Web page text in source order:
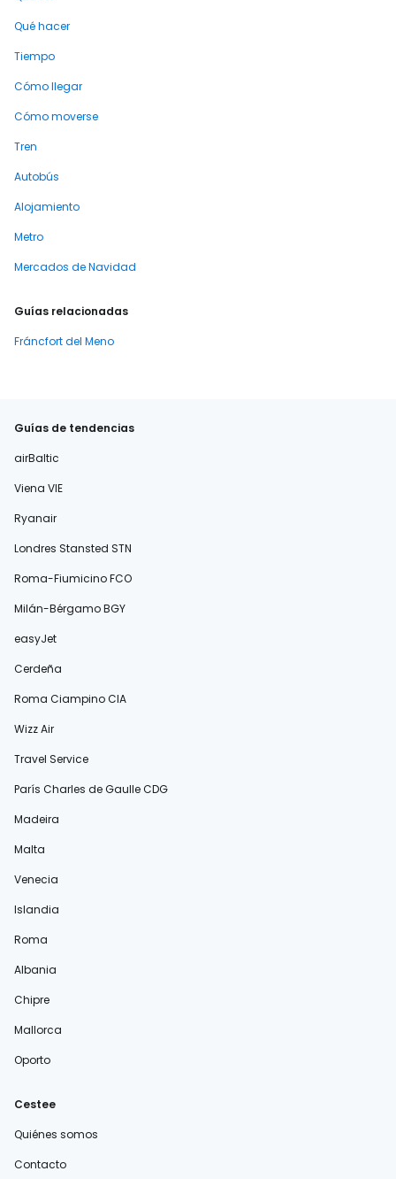
Qué hacer
Tiempo
Cómo llegar
Cómo moverse
Tren
Autobús
Alojamiento
Metro
Mercados de Navidad
Guías relacionadas
Fráncfort del Meno
Guías de tendencias
airBaltic
Viena VIE
Ryanair
Londres Stansted STN
Roma-Fiumicino FCO
Milán-Bérgamo BGY
easyJet
Cerdeña
Roma Ciampino CIA
Wizz Air
Travel Service
París Charles de Gaulle CDG
Madeira
Malta
Venecia
Islandia
Roma
Albania
Chipre
Mallorca
Oporto
Cestee
Quiénes somos
Contacto